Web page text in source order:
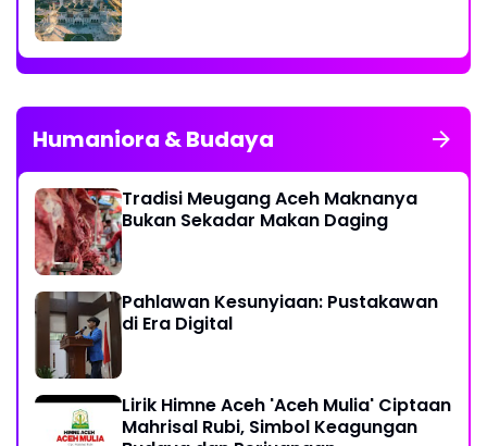
Humaniora & Budaya
Tradisi Meugang Aceh Maknanya
Bukan Sekadar Makan Daging
Pahlawan Kesunyiaan: Pustakawan
di Era Digital
Lirik Himne Aceh 'Aceh Mulia' Ciptaan
Mahrisal Rubi, Simbol Keagungan